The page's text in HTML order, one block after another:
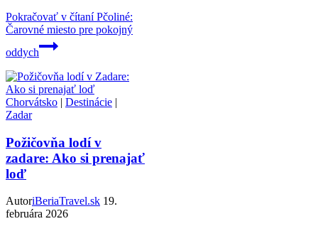
Pokračovať v čítaníPčoliné:
Čarovné miesto pre pokojný
oddych
Chorvátsko | Destinácie |
Zadar
Požičovňa lodí v
zadare: Ako si prenajať
loď
AutoriBeriaTravel.sk 19.
februára 2026